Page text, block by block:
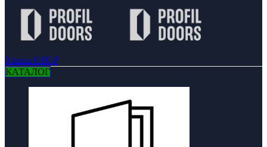
0 items 0.00 ₽
КАТАЛОГ